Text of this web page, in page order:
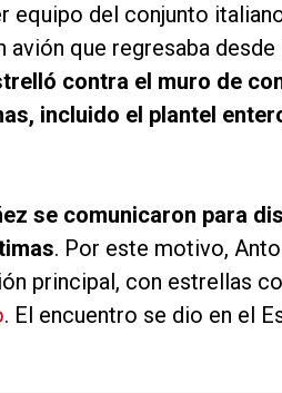
equipo del conjunto
avión que regresaba
contra el muro de
incluido el plantel
se comunicaron para
. Por este motivo,
principal, con estrellas
. El encuentro se dio en el